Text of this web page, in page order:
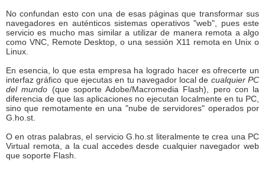
No confundan esto con una de esas páginas que transformar sus
navegadores en auténticos sistemas operativos "web", pues este
servicio es mucho mas similar a utilizar de manera remota a algo
como VNC, Remote Desktop, o una sessión X11 remota en Unix o
Linux.
En esencia, lo que esta empresa ha logrado hacer es ofrecerte un
interfaz gráfico que ejecutas en tu navegador local de cualquier PC
del mundo (que soporte Adobe/Macromedia Flash), pero con la
diferencia de que las aplicaciones no ejecutan localmente en tu PC,
sino que remotamente en una "nube de servidores" operados por
G.ho.st.
O en otras palabras, el servicio G.ho.st literalmente te crea una PC
Virtual remota, a la cual accedes desde cualquier navegador web
que soporte Flash.